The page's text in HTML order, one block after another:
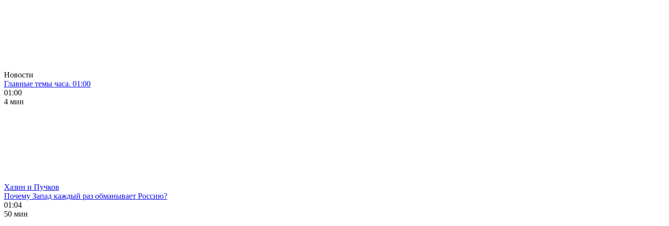
Новости
Главные темы часа. 01:00
01:00
4 мин
Хазин и Пучков
Почему Запад каждый раз обманывает Россию?
01:04
50 мин